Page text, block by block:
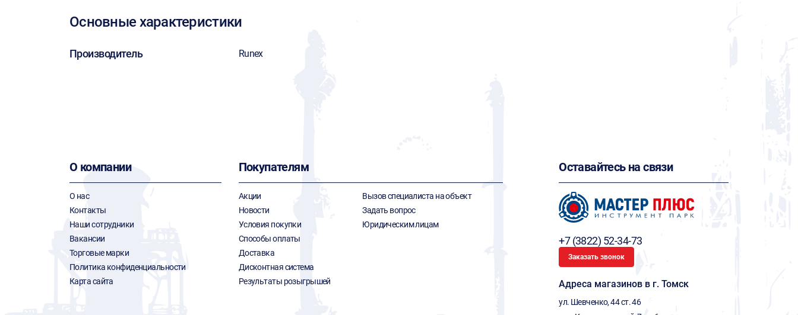
Основные характеристики
Производитель Runex
О компании
О нас
Контакты
Наши сотрудники
Вакансии
Торговые марки
Политика конфиденциальности
Карта сайта
Покупателям
Акции
Новости
Условия покупки
Способы оплаты
Доставка
Дисконтная система
Результаты розыгрышей
Вызов специалиста на объект
Задать вопрос
Юридическим лицам
Оставайтесь на связи
+7 (3822) 52-34-73
Заказать звонок
Адреса магазинов в г. Томск
ул. Шевченко, 44 ст. 46